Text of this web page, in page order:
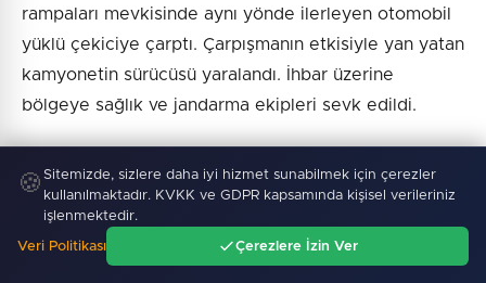
rampaları mevkisinde aynı yönde ilerleyen otomobil
yüklü çekiciye çarptı. Çarpışmanın etkisiyle yan yatan
kamyonetin sürücüsü yaralandı. İhbar üzerine
bölgeye sağlık ve jandarma ekipleri sevk edildi.
ardından ambulansla hastaneye kaldırıldı. Jandarma
ekipleri kazayla ilgili inceleme başlattı.
🍪 Sitemizde, sizlere daha iyi hizmet sunabilmek için çerezler
kullanılmaktadır. KVKK ve GDPR kapsamında kişisel verileriniz
işlenmektedir.
Veri Politikası Çerezlere İzin Ver
Gündem Ara Menü